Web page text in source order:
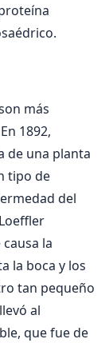
más
1892,
de una planta
tipo de
del
la
la boca y los
tan pequeño
al
que fue de